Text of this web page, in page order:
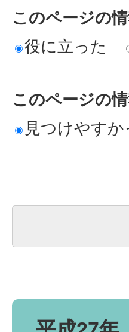
このページの
役に立った
このページの
見つけやすか